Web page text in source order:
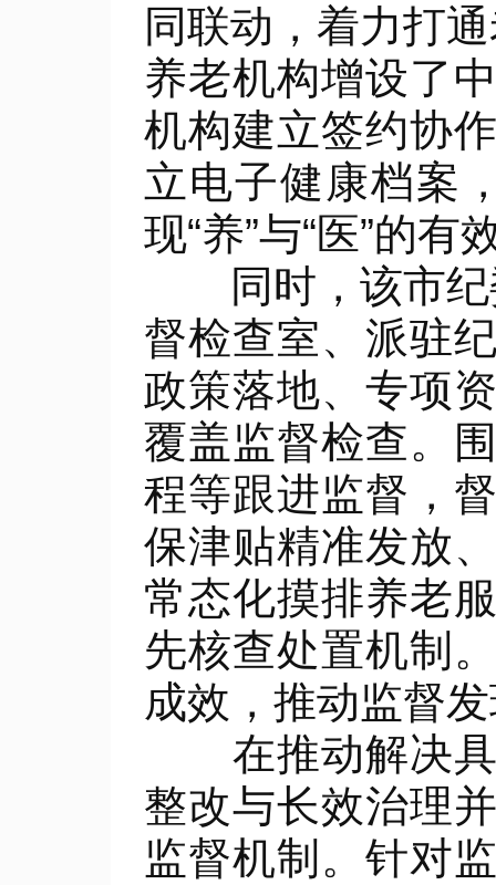
同联动，着力打
养老机构增设了
机构建立签约协
立电子健康档案
现“养”与“医”的有
同时，该市纪
督检查室、派驻
政策落地、专项
覆盖监督检查。
程等跟进监督，
保津贴精准发放
常态化摸排养老
先核查处置机制
成效，推动监督
在推动解决具
整改与长效治理
监督机制。针对